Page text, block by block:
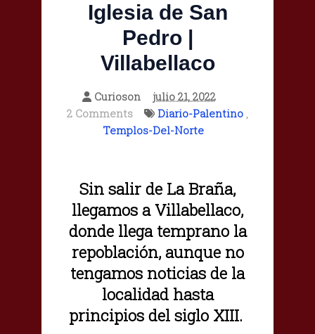
Iglesia de San
Pedro |
Villabellaco
Curioson
julio 21, 2022
2 Comments
Diario-Palentino ,
Templos-Del-Norte
Sin salir de La Braña,
llegamos a Villabellaco,
donde llega temprano la
repoblación, aunque no
tengamos noticias de la
localidad hasta
principios del siglo XIII.